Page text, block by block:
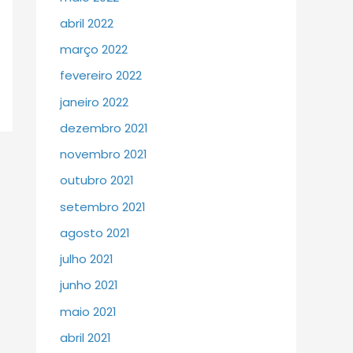
abril 2022
março 2022
fevereiro 2022
janeiro 2022
dezembro 2021
novembro 2021
outubro 2021
setembro 2021
agosto 2021
julho 2021
junho 2021
maio 2021
abril 2021